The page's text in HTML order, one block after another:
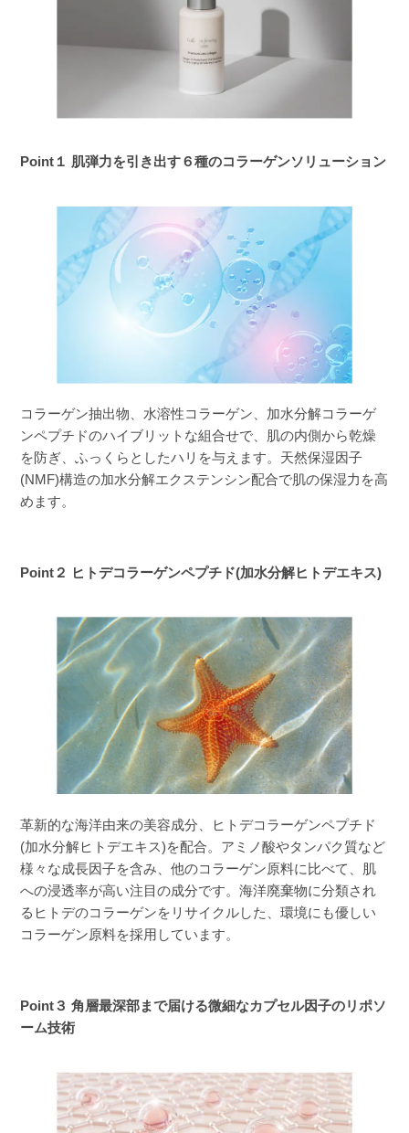
Point１ 肌弾力を引き出す６種のコラーゲンソリューション
コラーゲン抽出物、水溶性コラーゲン、加水分解コラーゲ
ンペプチドのハイブリットな組合せで、肌の内側から乾燥
を防ぎ、ふっくらとしたハリを与えます。天然保湿因子
(NMF)構造の加水分解エクステンシン配合で肌の保湿力を高
めます。
Point２ ヒトデコラーゲンペプチド(加水分解ヒトデエキス)
革新的な海洋由来の美容成分、ヒトデコラーゲンペプチド
(加水分解ヒトデエキス)を配合。アミノ酸やタンパク質など
様々な成長因子を含み、他のコラーゲン原料に比べて、肌
への浸透率が高い注目の成分です。海洋廃棄物に分類され
るヒトデのコラーゲンをリサイクルした、環境にも優しい
コラーゲン原料を採用しています。
Point３ 角層最深部まで届ける微細なカプセル因子のリポソ
ーム技術